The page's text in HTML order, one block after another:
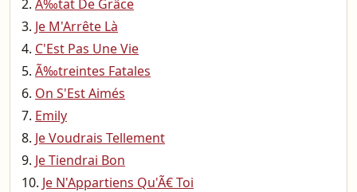
Ã‰tat De Grâce
Je M'Arrête Là
C'Est Pas Une Vie
Ã‰treintes Fatales
On S'Est Aimés
Emily
Je Voudrais Tellement
Je Tiendrai Bon
Je N'Appartiens Qu'Ã€ Toi